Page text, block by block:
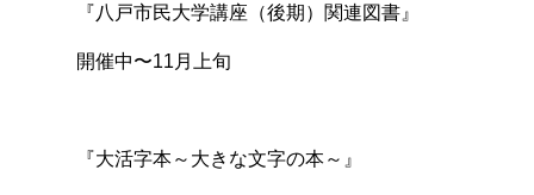
『八戸市民大学講座（後期）関連図書』
開催中〜11月上旬
『大活字本～大きな文字の本～』